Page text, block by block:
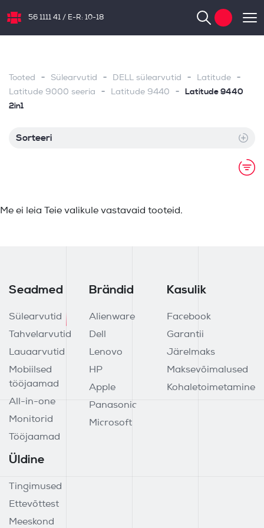
NB.ee
56 1111 41 / E-R: 10-18
Tooted - Sülearvutid - DELL sülearvutid - Latitude -
Latitude 9000 seeria - Latitude 9440 - Latitude 9440
2in1
Sorteeri
Me ei leia Teie valikule vastavaid tooteid.
Seadmed
Sülearvutid
Tahvelarvutid
Lauaarvutid
Mobiilsed
tööjaamad
All-in-one
Monitorid
Tööjaamad
Brändid
Alienware
Dell
Lenovo
HP
Apple
Panasonic
Microsoft
Kasulik
Facebook
Garantii
Järelmaks
Maksevõimalused
Kohaletoimetamine
Üldine
Tingimused
Ettevõttest
Meeskond